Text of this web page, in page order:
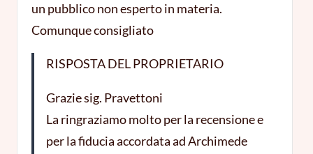
un pubblico non esperto in materia.
Comunque consigliato
RISPOSTA DEL PROPRIETARIO
Grazie sig. Pravettoni
La ringraziamo molto per la recensione e
per la fiducia accordata ad Archimede